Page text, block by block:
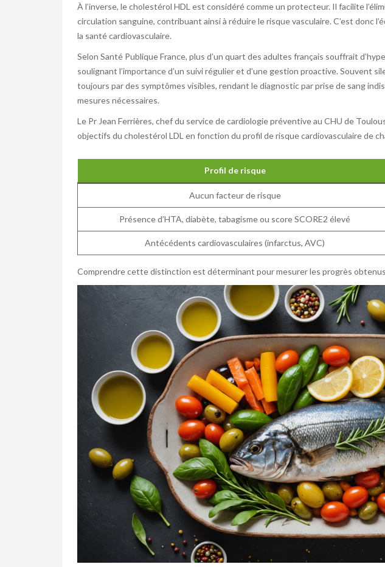
À l’inverse, le cholestérol HDL est considéré comme un protecteur. Il facilite
circulation sanguine, contribuant ainsi à réduire le risque vasculaire. C’est donc
la santé cardiovasculaire.
Selon Santé Publique France, plus d’un quart des adultes français souffrait
soulignant l’importance d’un suivi régulier et d’une gestion proactive. Souvent
toujours par des symptômes visibles, rendant le diagnostic par prise de sang
mesures nécessaires.
Le Pr Jean Ferrières, chef du service de cardiologie préventive au CHU de
objectifs du cholestérol LDL en fonction du profil de risque cardiovasculaire de
Profil de risque
Aucun facteur de risque
Présence d’HTA, diabète, tabagisme ou score SCORE2 élevé
Antécédents cardiovasculaires (infarctus, AVC)
Comprendre cette distinction est déterminant pour mesurer les progrès